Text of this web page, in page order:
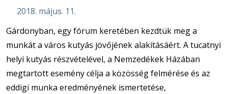
2018. május. 11.
Gárdonyban, egy fórum keretében kezdtük meg a
munkát a város kutyás jövőjének alakításáért. A tucatnyi
helyi kutyás részvételével, a Nemzedékek Házában
megtartott esemény célja a közösség felmérése és az
eddigi munka eredményének ismertetése,